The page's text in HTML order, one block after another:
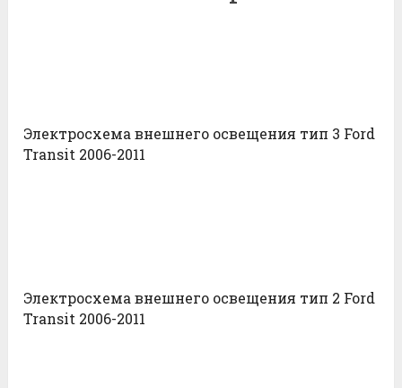
Электросхема внешнего освещения тип 3 Ford
Transit 2006-2011
Электросхема внешнего освещения тип 2 Ford
Transit 2006-2011